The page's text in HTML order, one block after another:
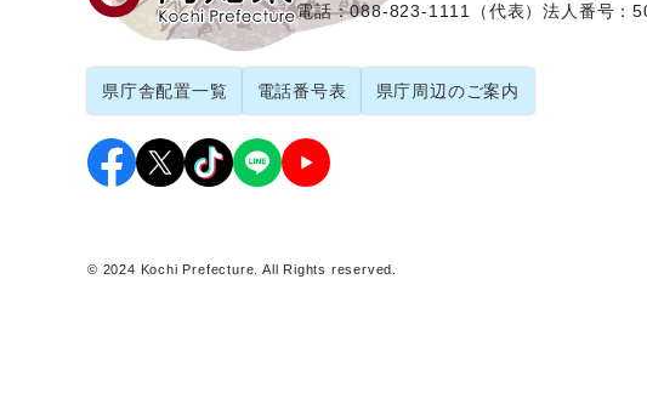
電話：088-823-1111（代表）法人番号：
県庁舎配置一覧 電話番号表 県庁周辺のご案内
© 2024 Kochi Prefecture. All Rights reserved.